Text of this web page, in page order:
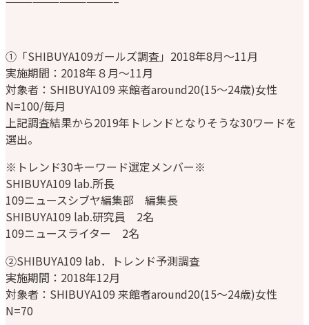
①「SHIBUYA109ガールズ調査」2018年8月〜11月
実施期間：2018年８月～11月
対象者：SHIBUYA109 来館者around20(15〜24歳)女性
N=100/毎月
上記調査結果から2019年トレンドとなりそうな30ワードを
選出。
※トレンド30キーワード選定メンバー※
SHIBUYA109 lab.所長
109ニュースシブヤ編集部 編集長
SHIBUYA109 lab.研究員 2名
109ニュースライター 2名
②SHIBUYA109 lab．トレンド予測調査
実施期間：2018年12月
対象者：SHIBUYA109 来館者around20(15〜24歳)女性
N=70